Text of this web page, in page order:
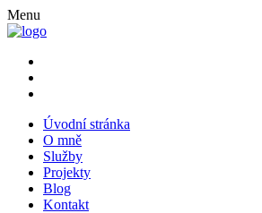
Menu
Úvodní stránka
O mně
Služby
Projekty
Blog
Kontakt